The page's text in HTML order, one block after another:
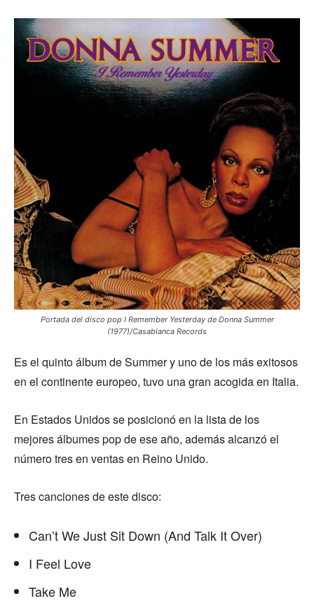
Portada del disco pop I Remember Yesterday de Donna Summer
(1977)/Casablanca Records
Es el quinto álbum de Summer y uno de los más exitosos
en el continente europeo, tuvo una gran acogida en Italia.
En Estados Unidos se posicionó en la lista de los
mejores álbumes pop de ese año, además alcanzó el
número tres en ventas en Reino Unido.
Tres canciones de este disco:
Can’t We Just Sit Down (And Talk It Over)
I Feel Love
Take Me